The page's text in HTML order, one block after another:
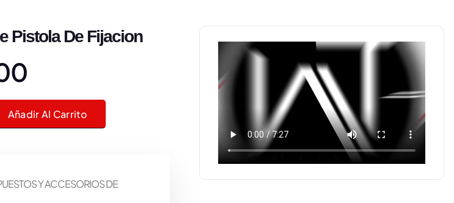
Pistola De Fijacion
Fijacion cantidad
Añadir Al Carrito
Y ACCESORIOS DE